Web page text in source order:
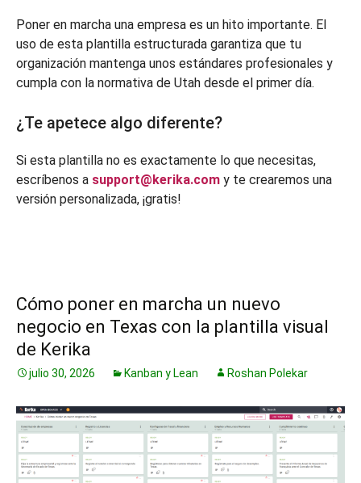
Poner en marcha una empresa es un hito importante. El
uso de esta plantilla estructurada garantiza que tu
organización mantenga unos estándares profesionales y
cumpla con la normativa de Utah desde el primer día.
¿Te apetece algo diferente?
Si esta plantilla no es exactamente lo que necesitas,
escríbenos a support@kerika.com y te crearemos una
versión personalizada, ¡gratis!
Cómo poner en marcha un nuevo
negocio en Texas con la plantilla visual
de Kerika
julio 30, 2026 Kanban y Lean Roshan Polekar